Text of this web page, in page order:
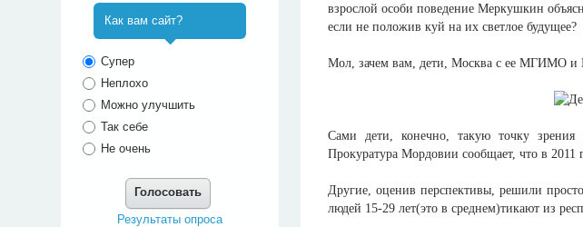
взрослой особи поведение Меркушкин
если не положив куй на их светлое будущее?
Мол, зачем вам, дети, Москва с ее МГИМО и
Сами дети, конечно, такую точку зрения
Прокуратура Мордовии сообщает, что в 2011
Другие, оценив перспективы, решили
людей 15-29 лет(это в среднем)тикают из
Как вам сайт?
Супер
Неплохо
Можно улучшить
Так себе
Не очень
Голосовать
Результаты опроса